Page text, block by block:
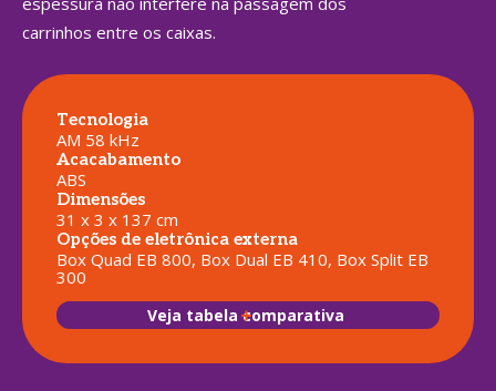
carrinhos entre os caixas.
Tecnologia
AM 58 kHz
Acacabamento
ABS
Dimensões
31 x 3 x 137 cm
Opções de eletrônica externa
Box Quad EB 800, Box Dual EB 410, Box Split EB
300
Veja tabela comparativa